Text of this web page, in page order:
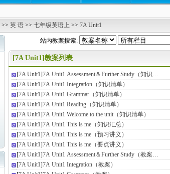
>> 英 语 >> 七年级英语上 >> 7A Unit1
站内教案搜索:
[7A Unit1]教案列表
[7A Unit1]7A Unit1 Assessment＆Further Study（知识…
[7A Unit1]7A Unit1 Integration（知识清单）
[7A Unit1]7A Unit1 Grammar（知识清单）
[7A Unit1]7A Unit1 Reading（知识清单）
[7A Unit1]7A Unit1 Welcome to the unit（知识清单）
[7A Unit1]7A Unit1 This is me（知识汇总）
[7A Unit1]7A Unit1 This is me（预习讲义）
[7A Unit1]7A Unit1 This is me（要点讲义）
[7A Unit1]7A Unit1 Assessment＆Further Study（教案…
[7A Unit1]7A Unit1 Integration（教案）